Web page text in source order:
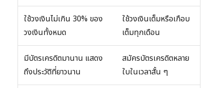
ใช้วงเงินไม่เกิน 30% ของ
วงเงินทั้งหมด
ใช้วงเงินเต็มหรือเกือบ
เต็มทุกเดือน
มีบัตรเครดิตมานาน แสดง
ถึงประวัติที่ยาวนาน
สมัครบัตรเครดิตหลาย
ใบในเวลาสั้น ๆ